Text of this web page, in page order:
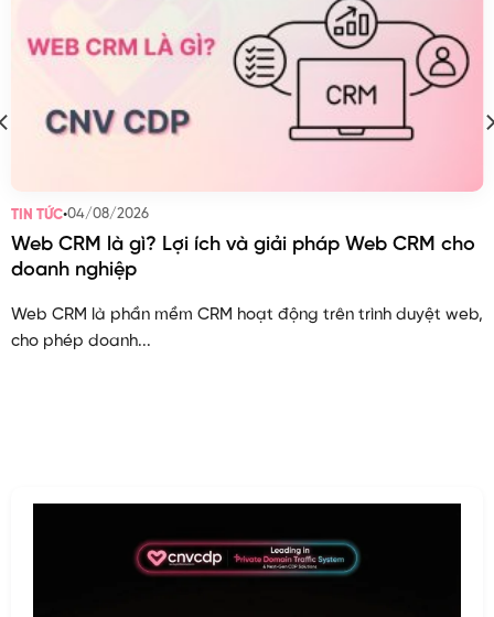
TIN TỨC•04/08/2026
Web CRM là gì? Lợi ích và giải pháp Web CRM cho
doanh nghiệp
Web CRM là phần mềm CRM hoạt động trên trình duyệt web,
cho phép doanh...